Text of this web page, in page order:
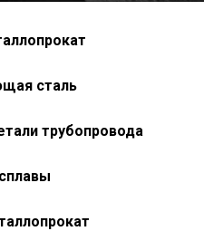
сталь
трубопровода